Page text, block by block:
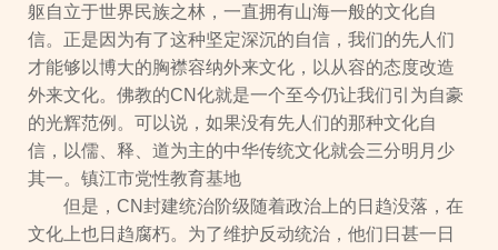
躯自立于世界民族之林，一直拥有山海一般的文化自
信。正是因为有了这种坚定深沉的自信，我们的先人们
才能够以博大的胸襟容纳外来文化，以从容的态度改造
外来文化。佛教的CN化就是一个至今仍让我们引为自豪
的光辉范例。可以说，如果没有先人们的那种文化自
信，以儒、释、道为主的中华传统文化就会三分明月少
其一。镇江市党性教育基地
但是，CN封建统治阶级随着政治上的日趋没落，在
文化上也日趋腐朽。为了维护反动统治，他们日甚一日